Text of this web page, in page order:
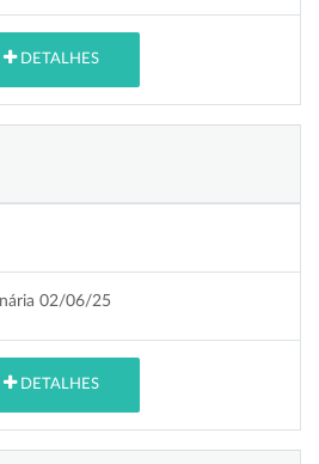
DETALHES
02/06/25
DETALHES